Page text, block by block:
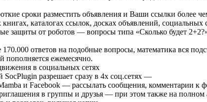
сроки разместить объявления и Ваши ссылки более
каталогах ссылок, досках объявлений, социальных
защиты от роботов — вопросы типа «Сколько будет
ответов на подобные вопросы, математика вся
пополняется ежемесячно.
в социальных сетях
SocPlugin разрешает сразу в 4х соц.сетях —
и Facebook — рассылать сообщения, комментарии к
в группы и друзья — при этом также на полном